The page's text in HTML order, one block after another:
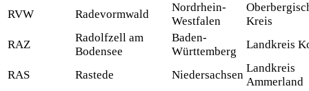
RVW
Radevormwald
Nordrhein-
Westfalen
Kreis
RAZ
Radolfzell am
Bodensee
Baden-
Württemberg
Landkreis
RAS Rastede Niedersachsen
Landkreis
Ammerland